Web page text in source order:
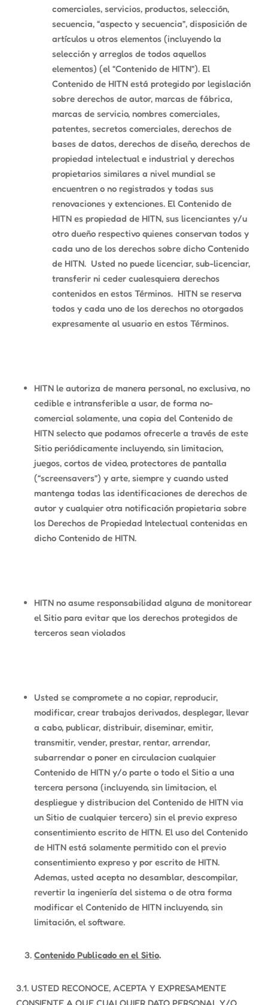
comerciales, servicios, productos, selección,
secuencia, “aspecto y secuencia”, disposición de
artículos u otros elementos (incluyendo la
selección y arreglos de todos aquellos
elementos) (el “Contenido de HITN”). El
Contenido de HITN está protegido por legislación
sobre derechos de autor, marcas de fábrica,
marcas de servicio, nombres comerciales,
patentes, secretos comerciales, derechos de
bases de datos, derechos de diseño, derechos de
propiedad intelectual e industrial y derechos
propietarios similares a nivel mundial se
encuentren o no registrados y todas sus
renovaciones y extenciones. El Contenido de
HITN es propiedad de HITN, sus licenciantes y/u
otro dueño respectivo quienes conservan todos y
cada uno de los derechos sobre dicho Contenido
de HITN. Usted no puede licenciar, sub-licenciar,
transferir ni ceder cualesquiera derechos
contenidos en estos Términos. HITN se reserva
todos y cada uno de los derechos no otorgados
expresamente al usuario en estos Términos.
HITN le autoriza de manera personal, no exclusiva, no
cedible e intransferible a usar, de forma no-
comercial solamente, una copia del Contenido de
HITN selecto que podamos ofrecerle a través de este
Sitio periódicamente incluyendo, sin limitacion,
juegos, cortos de video, protectores de pantalla
(“screensavers”) y arte, siempre y cuando usted
mantenga todas las identificaciones de derechos de
autor y cualquier otra notificación propietaria sobre
los Derechos de Propiedad Intelectual contenidas en
dicho Contenido de HITN.
HITN no asume responsabilidad alguna de monitorear
el Sitio para evitar que los derechos protegidos de
terceros sean violados
Usted se compromete a no copiar, reproducir,
modificar, crear trabajos derivados, desplegar, llevar
a cabo, publicar, distribuir, diseminar, emitir,
transmitir, vender, prestar, rentar, arrendar,
subarrendar o poner en circulacion cualquier
Contenido de HITN y/o parte o todo el Sitio a una
tercera persona (incluyendo, sin limitacion, el
despliegue y distribucion del Contenido de HITN via
un Sitio de cualquier tercero) sin el previo expreso
consentimiento escrito de HITN. El uso del Contenido
de HITN está solamente permitido con el previo
consentimiento expreso y por escrito de HITN.
Ademas, usted acepta no desamblar, descompilar,
revertir la ingeniería del sistema o de otra forma
modificar el Contenido de HITN incluyendo, sin
limitación, el software.
Contenido Publicado en el Sitio.
3.1. USTED RECONOCE, ACEPTA Y EXPRESAMENTE